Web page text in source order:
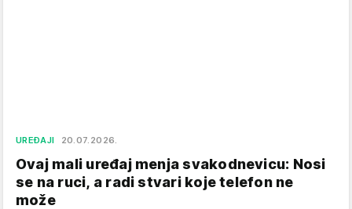
UREĐAJI 20.07.2026.
Ovaj mali uređaj menja svakodnevicu: Nosi
se na ruci, a radi stvari koje telefon ne
može